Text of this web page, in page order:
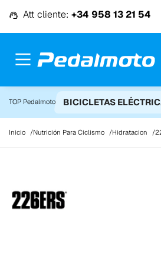
Att cliente: +34 958 13 21 54
TOP Pedalmoto BICICLETAS
Inicio Nutrición Para Ciclismo Hidratacion